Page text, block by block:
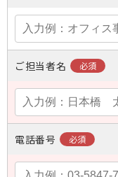
ご担当者名
電話番号